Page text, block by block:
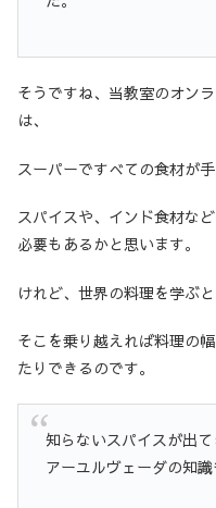
そうですね、当教室のオン
は、
スーパーですべての食材が
スパイスや、インド食材な
必要もあるかと思います。
けれど、世界の料理を学ぶ
そこを乗り越えれば料理の
たりできるのです。
知らないスパイスが出て
アーユルヴェーダの知識